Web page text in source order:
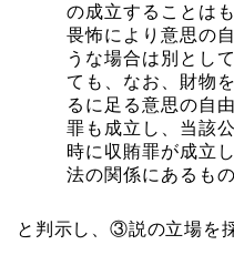
の成立することは
畏怖により意思の
うな場合は別とし
ても、なお、財物
るに足る意思の自
罪も成立し、当該
時に収賄罪が成立
法の関係にあるも
と判示し、③説の立場を